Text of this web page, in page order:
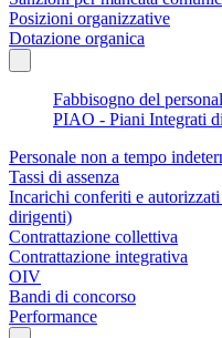
Posizioni organizzative
Dotazione organica
Fabbisogno del
PIAO - Piani Integrati
Personale non a tempo
Tassi di assenza
Incarichi conferiti e
dirigenti)
Contrattazione collettiva
Contrattazione integrativa
OIV
Bandi di concorso
Performance